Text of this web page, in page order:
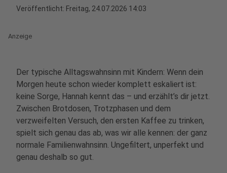
Veröffentlicht: Freitag, 24.07.2026 14:03
Anzeige
Der typische Alltagswahnsinn mit Kindern: Wenn dein
Morgen heute schon wieder komplett eskaliert ist:
keine Sorge, Hannah kennt das – und erzählt’s dir jetzt.
Zwischen Brotdosen, Trotzphasen und dem
verzweifelten Versuch, den ersten Kaffee zu trinken,
spielt sich genau das ab, was wir alle kennen: der ganz
normale Familienwahnsinn. Ungefiltert, unperfekt und
genau deshalb so gut.